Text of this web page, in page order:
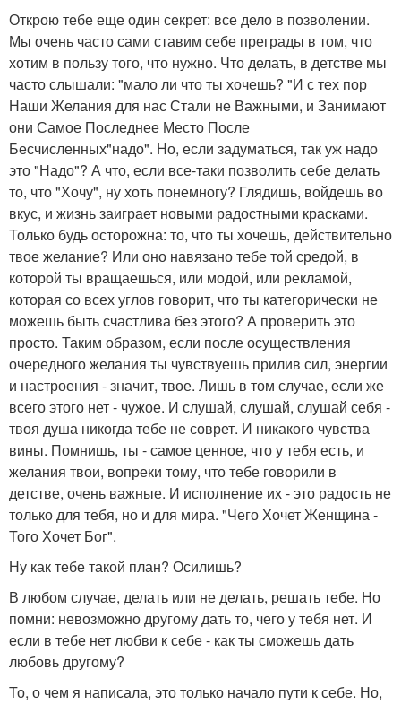
Открою тебе еще один секрет: все дело в позволении.
Мы очень часто сами ставим себе преграды в том, что
хотим в пользу того, что нужно. Что делать, в детстве мы
часто слышали: "мало ли что ты хочешь? "И с тех пор
Наши Желания для нас Стали не Важными, и Занимают
они Самое Последнее Место После
Бесчисленных"надо". Но, если задуматься, так уж надо
это "Надо"? А что, если все-таки позволить себе делать
то, что "Хочу", ну хоть понемногу? Глядишь, войдешь во
вкус, и жизнь заиграет новыми радостными красками.
Только будь осторожна: то, что ты хочешь, действительно
твое желание? Или оно навязано тебе той средой, в
которой ты вращаешься, или модой, или рекламой,
которая со всех углов говорит, что ты категорически не
можешь быть счастлива без этого? А проверить это
просто. Таким образом, если после осуществления
очередного желания ты чувствуешь прилив сил, энергии
и настроения - значит, твое. Лишь в том случае, если же
всего этого нет - чужое. И слушай, слушай, слушай себя -
твоя душа никогда тебе не соврет. И никакого чувства
вины. Помнишь, ты - самое ценное, что у тебя есть, и
желания твои, вопреки тому, что тебе говорили в
детстве, очень важные. И исполнение их - это радость не
только для тебя, но и для мира. "Чего Хочет Женщина -
Того Хочет Бог".
Ну как тебе такой план? Осилишь?
В любом случае, делать или не делать, решать тебе. Но
помни: невозможно другому дать то, чего у тебя нет. И
если в тебе нет любви к себе - как ты сможешь дать
любовь другому?
То, о чем я написала, это только начало пути к себе. Но,